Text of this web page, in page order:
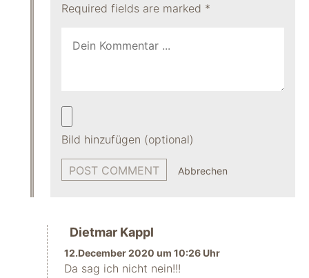
Required fields are marked *
Bild hinzufügen (optional)
Abbrechen
Dietmar Kappl
12.December 2020 um 10:26 Uhr
Da sag ich nicht nein!!!